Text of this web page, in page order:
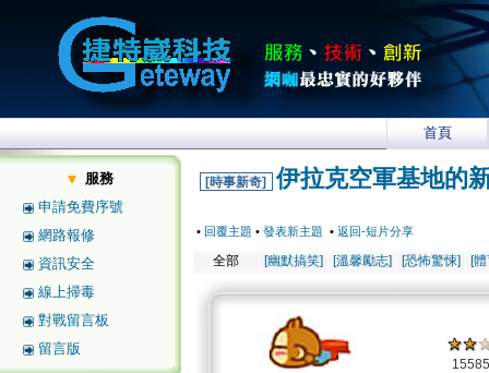
首頁
服務
申請免費序號
網路報修
資訊安全
線上掃毒
對戰留言板
留言版
[時事新奇] 伊拉克空軍基地的
• 回覆主題 • 發表新主題 • 返回-短片分享
全部 [幽默搞笑] [溫馨勵志] [恐怖驚悚] [